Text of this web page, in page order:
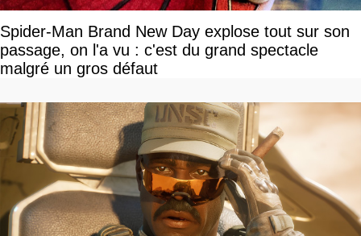
Spider-Man Brand New Day explose tout sur son
passage, on l'a vu : c'est du grand spectacle
malgré un gros défaut